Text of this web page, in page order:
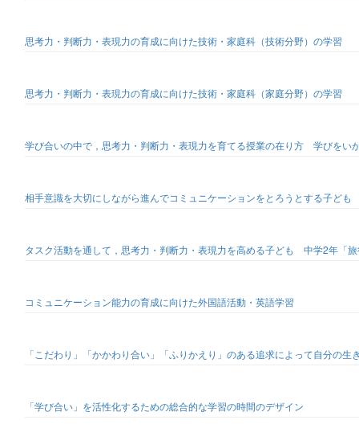
思考力・判断力・表現力の育成に向けた技術・家庭科（技術分野）の学習
思考力・判断力・表現力の育成に向けた技術・家庭科（家庭分野）の学習
学び合いの中で，思考力・判断力・表現力を育てる授業の在り方 学びをい
相手意識を大切にしながら進んでコミュニケーションをとろうとする子ど
タスク活動を通して，思考力・判断力・表現力を高める子ども 中学2年「
コミュニケーション能力の育成に向けた外国語活動・英語学習
「こだわり」「かかわり合い」「ふりかえり」のある追求によって自分の
「学び合い」を活性化するための総合的な学習の時間のデザイン